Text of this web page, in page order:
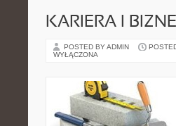
KARIERA I
POSTED BY ADMIN
WYŁĄCZONA